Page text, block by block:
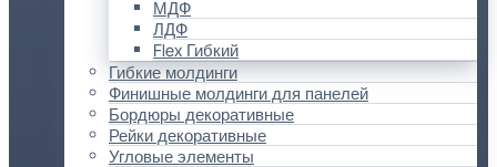
МДФ
ЛДФ
Flex Гибкий
Гибкие молдинги
Финишные молдинги для панелей
Бордюры декоративные
Рейки декоративные
Угловые элементы